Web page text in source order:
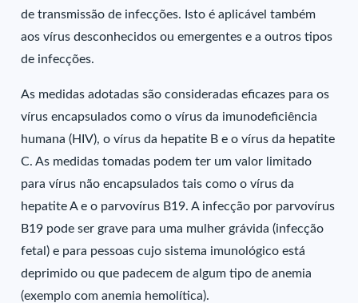
de transmissão de infecções. Isto é aplicável também
aos vírus desconhecidos ou emergentes e a outros tipos
de infecções.
As medidas adotadas são consideradas eficazes para os
vírus encapsulados como o vírus da imunodeficiência
humana (HIV), o vírus da hepatite B e o vírus da hepatite
C. As medidas tomadas podem ter um valor limitado
para vírus não encapsulados tais como o vírus da
hepatite A e o parvovírus B19. A infecção por parvovírus
B19 pode ser grave para uma mulher grávida (infecção
fetal) e para pessoas cujo sistema imunológico está
deprimido ou que padecem de algum tipo de anemia
(exemplo com anemia hemolítica).